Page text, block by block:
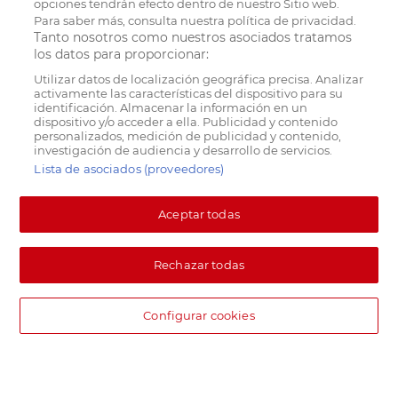
opciones tendrán efecto dentro de nuestro Sitio web.
Para saber más, consulta nuestra política de privacidad.
Tanto nosotros como nuestros asociados tratamos
los datos para proporcionar:
Utilizar datos de localización geográfica precisa. Analizar
activamente las características del dispositivo para su
identificación. Almacenar la información en un
dispositivo y/o acceder a ella. Publicidad y contenido
personalizados, medición de publicidad y contenido,
investigación de audiencia y desarrollo de servicios.
Lista de asociados (proveedores)
Aceptar todas
Rechazar todas
Configurar cookies